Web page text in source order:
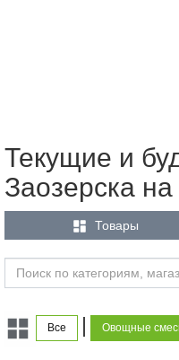
Текущие и
Заозерска
 Товары
Все Овощные